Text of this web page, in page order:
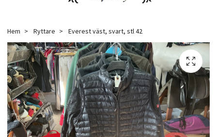
Hem Ryttare Everest väst, svart, stl 42